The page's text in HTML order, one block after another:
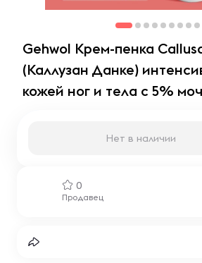
Gehwol Крем-пенка
(Каллузан Данке)
кожей ног и тела с 5%
0
Продавец
Нет в наличии